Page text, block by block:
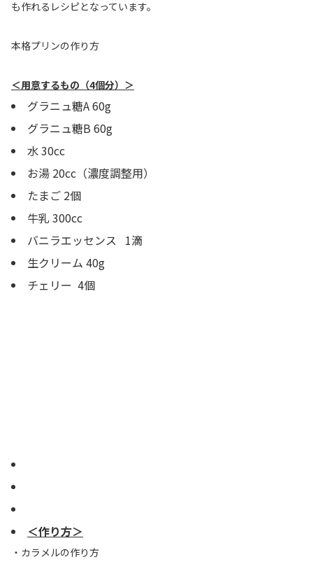
も作れるレシピとなっています。
本格プリンの作り方
＜用意するもの（4個分）＞
グラニュ糖A 60g
グラニュ糖B 60g
水 30cc
お湯 20cc（濃度調整用）
たまご 2個
牛乳 300cc
バニラエッセンス 1滴
生クリーム 40g
チェリー 4個
＜作り方＞
・カラメルの作り方